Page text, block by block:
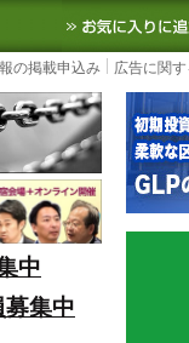
国内外の最新の物
の掲載申込み 広告に関
中
集中